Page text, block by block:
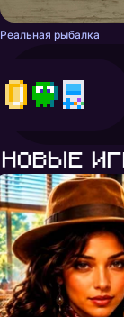
Реальная рыбалка
Новые